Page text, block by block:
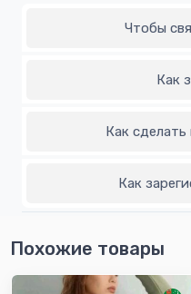
Чтобы
Как
Как сделать
Как
Похожие товары